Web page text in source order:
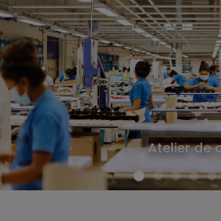
Atelier de